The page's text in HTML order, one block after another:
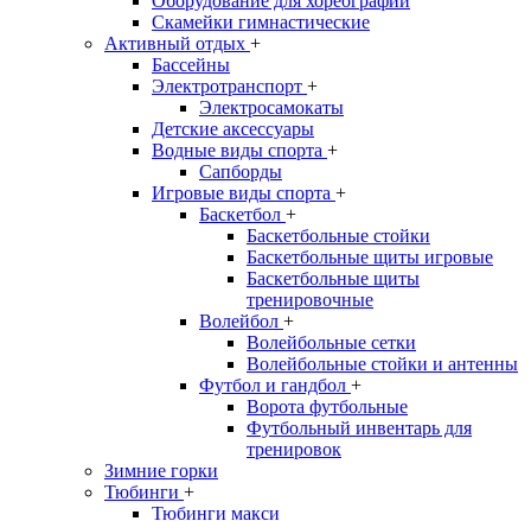
Скамейки гимнастические
Активный отдых +
Бассейны
Электротранспорт +
Электросамокаты
Детские аксессуары
Водные виды спорта +
Сапборды
Игровые виды спорта +
Баскетбол +
Баскетбольные стойки
Баскетбольные щиты игровые
Баскетбольные щиты
тренировочные
Волейбол +
Волейбольные сетки
Волейбольные стойки и антенны
Футбол и гандбол +
Ворота футбольные
Футбольный инвентарь для
тренировок
Зимние горки
Тюбинги +
Тюбинги макси